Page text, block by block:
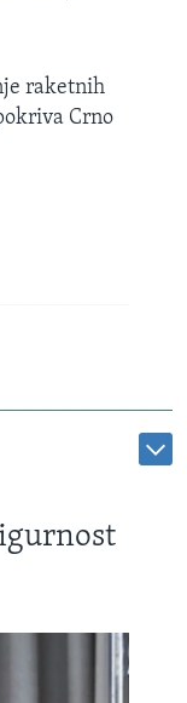
raketnih
Crno